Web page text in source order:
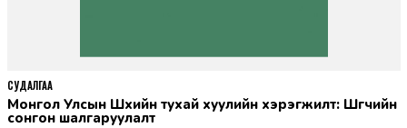
Монгол Улсын Шүүхийн тухай хуулийн хэрэгжилт: Шүүгчийн
сонгон шалгаруулалт
СУДАЛГАА